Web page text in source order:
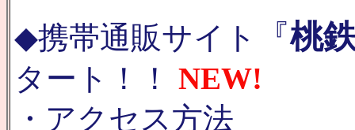
◆携帯通販サイト 『桃
タート！！
NEW!
・アクセス方法